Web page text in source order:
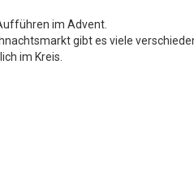
im Advent.
gibt es viele
im Kreis.